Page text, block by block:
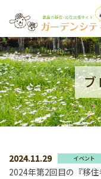
2024.11.29 イベント
2024年第2回目の『移